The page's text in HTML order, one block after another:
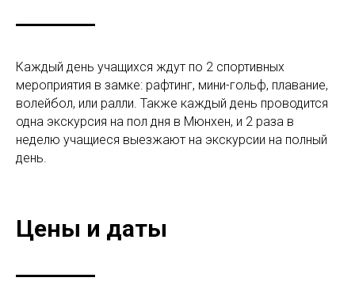
Каждый день учащихся ждут по 2 спортивных
мероприятия в замке: рафтинг, мини-гольф, плавание,
волейбол, или ралли. Также каждый день проводится
одна экскурсия на пол дня в Мюнхен, и 2 раза в
неделю учащиеся выезжают на экскурсии на полный
день.
Цены и даты